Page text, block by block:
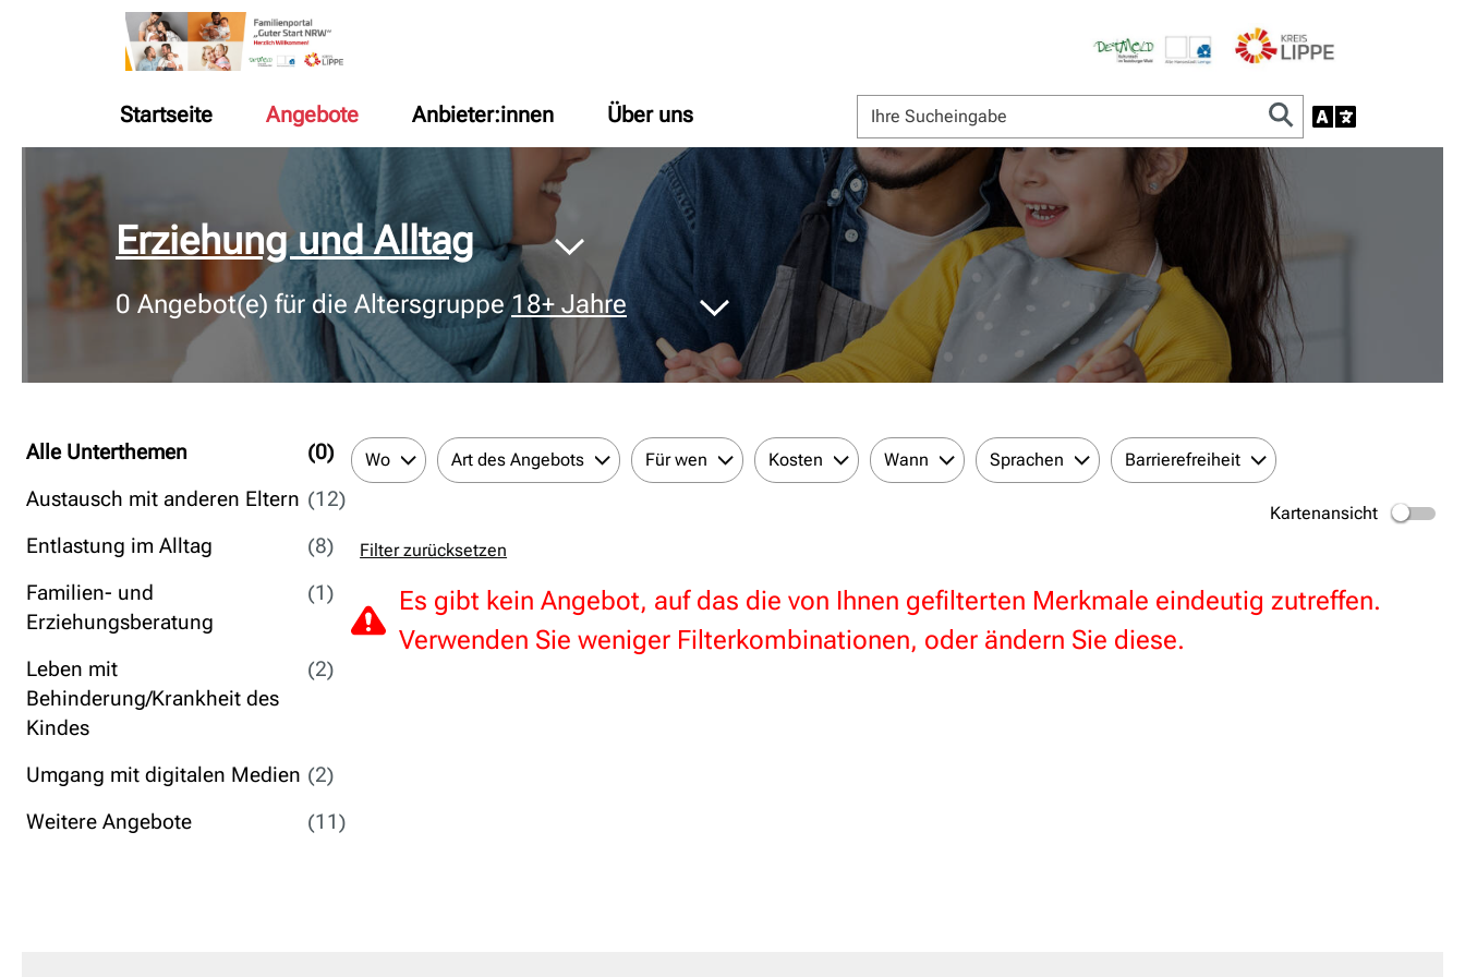
Startseite Angebote Anbieter:innen Über uns
Erziehung und Alltag
0Angebot(e) für die Altersgruppe18+ Jahre
Alle Unterthemen
(0)
Austausch mit anderen Eltern (12)
Entlastung im Alltag
(8)
Familien- und
Erziehungsberatung
(1)
Leben mit
Behinderung/Krankheit des
Kindes
(2)
Umgang mit digitalen Medien (2)
Weitere Angebote
(11)
Wo Art des Angebots Für wen Kosten Wann Sprachen Barrierefreiheit
Kartenansicht
Filter zurücksetzen
Es gibt kein Angebot, auf das die von Ihnen gefilterten Merkmale eindeutig zutreffen.
Verwenden Sie weniger Filterkombinationen, oder ändern Sie diese.